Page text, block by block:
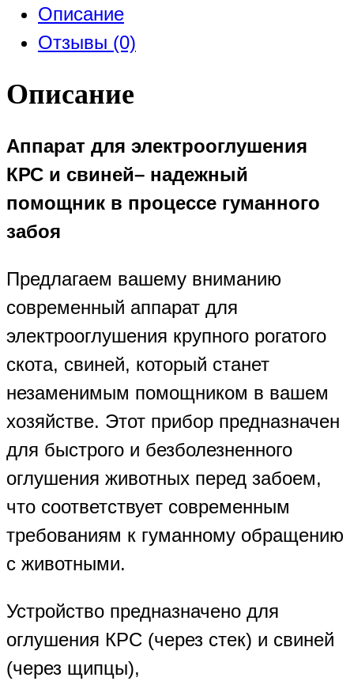
Описание
Отзывы (0)
Описание
Аппарат для электрооглушения
КРС и свиней– надежный
помощник в процессе гуманного
забоя
Предлагаем вашему вниманию
современный аппарат для
электрооглушения крупного рогатого
скота, свиней, который станет
незаменимым помощником в вашем
хозяйстве. Этот прибор предназначен
для быстрого и безболезненного
оглушения животных перед забоем,
что соответствует современным
требованиям к гуманному обращению
с животными.
Устройство предназначено для
оглушения КРС (через стек) и свиней
(через щипцы),